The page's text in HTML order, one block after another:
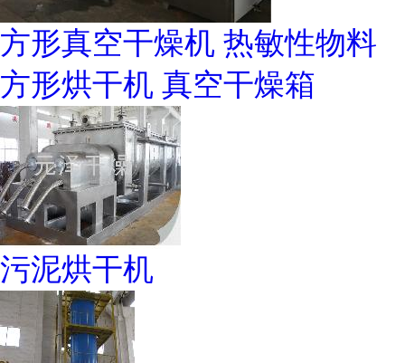
方形真空干燥机 热敏性物料
方形烘干机 真空干燥箱
污泥烘干机